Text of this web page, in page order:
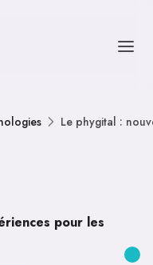
Le phygital :
pour les